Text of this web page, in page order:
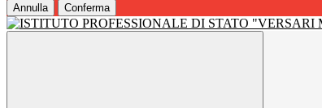
Annulla Conferma